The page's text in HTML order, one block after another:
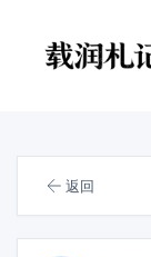
返回